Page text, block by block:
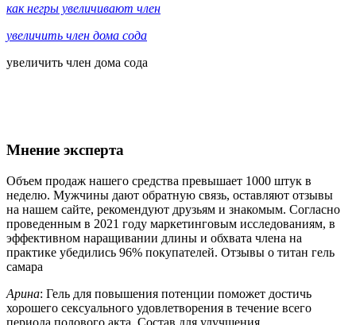
как негры увеличивают член
увеличить член дома сода
увеличить член дома сода
Мнение эксперта
Объем продаж нашего средства превышает 1000 штук в
неделю. Мужчины дают обратную связь, оставляют отзывы
на нашем сайте, рекомендуют друзьям и знакомым. Согласно
проведенным в 2021 году маркетинговым исследованиям, в
эффективном наращивании длины и обхвата члена на
практике убедились 96% покупателей. Отзывы о титан гель
самара
Арина: Гель для повышения потенции поможет достичь
хорошего сексуального удовлетворения в течение всего
периода полового акта. Состав для улучшения